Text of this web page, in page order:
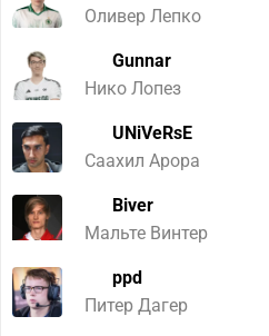
Оливер Лепко
Gunnar
Нико Лопез
UNiVeRsE
Саахил Арора
Biver
Мальте Винтер
ppd
Питер Дагер